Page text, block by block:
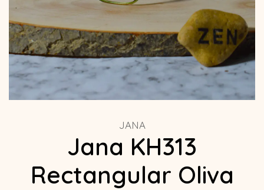
JANA
Jana KH313
Rectangular Oliva